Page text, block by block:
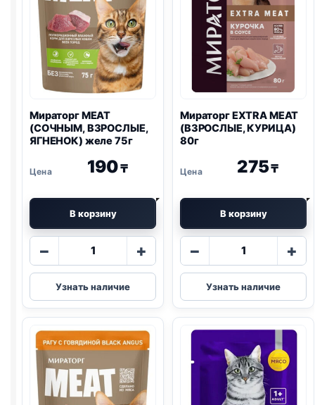
Мираторг MEAT
(СОЧНЫМ, ВЗРОСЛЫЕ,
ЯГНЕНОК) желе 75г
190₸
В корзину
−
Количество
Мираторг
MEAT
(СОЧНЫМ,
ЯГНЕНОК)
75г
+
Узнать наличие
Мираторг EXTRA MEAT
(ВЗРОСЛЫЕ, КУРИЦА)
80г
275₸
В корзину
−
Количество
Мираторг
EXTRA
MEAT
КУРИЦА)
80г
+
Узнать наличие